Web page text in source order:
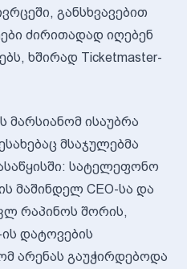
განსხვავებით
ძირითადად იღებენ
ხშირად Ticketmaster-
მარსიანომ ისაუბრა
მსაჯულებმა
სატელეფონო
მაშინდელ CEO-სა და
რაპინოს შორის,
დატოვების
არენას გაუჭირდებოდა